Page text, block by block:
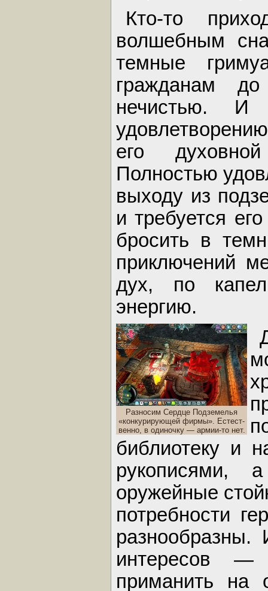
Кто-то
волшебным
темные
гражданам
нечистью. И
его
Полностью
выходу из
и требуется
бросить в
приключений
дух, по
энергию.
Разносим Сердце Подземелья
«конкурирующей фирмы». Естест-
венно, в одиночку — армии-то нет.
библиотеку и
рукописями,
оружейные
потребности
интересов —
приманить на